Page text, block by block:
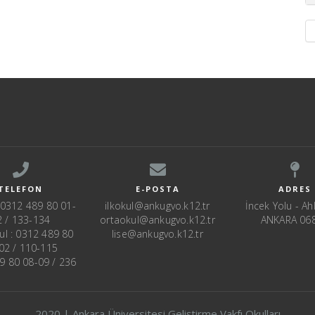
489 80 01-
/ 133-134
: 0312 489 80
/ 110-115
80 08-09 / 236
E-POSTA
ilkokul@ankugvo.k12.tr
ortaokul@ankugvo.k12.tr
lise@ankugvo.k12.tr
ADRES
İncek Yolu -
ANKARA